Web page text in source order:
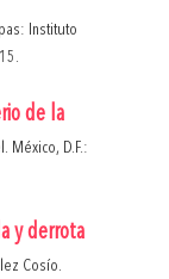
Instituto
de la
México, D.F.:
y derrota
Cosío.